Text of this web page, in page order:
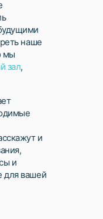
наше
мы
зал,
и
и
для вашей